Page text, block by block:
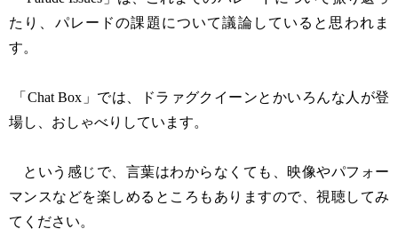
たり、パレードの課題について議論していると思われま
す。
「Chat Box」では、ドラァグクイーンとかいろんな人が登
場し、おしゃべりしています。
という感じで、言葉はわからなくても、映像やパフォー
マンスなどを楽しめるところもありますので、視聴してみ
てください。